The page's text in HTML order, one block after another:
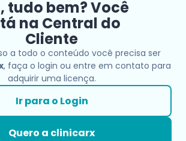
tudo bem? Você
na Central do
Cliente
a todo o conteúdo você precisa ser
, faça o login ou entre em contato para
adquirir uma licença.
Ir para o Login
Quero a clinicarx